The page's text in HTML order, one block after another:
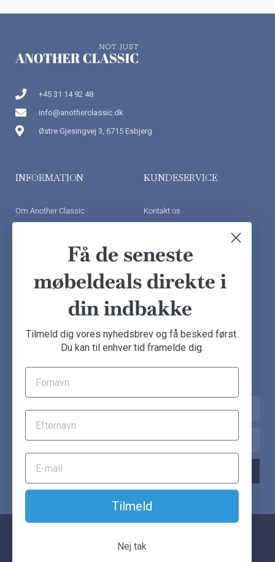
+45 31 14 92 48
info@anotherclassic.dk
Østre Gjesingvej 3, 6715 Esbjerg
INFORMATION
Om Another Classic
Handelsbetingelser
KUNDESERVICE
Kontakt os
Besøg showroom
NYHEDSBREV
Tilmeld dig nu og få de seneste møbeldeals direkte i din
© Another Classic. Alle rettigheder forbeholdes.
Få de seneste
møbeldeals direkte i
din indbakke
Tilmeld dig vores nyhedsbrev og få besked først.
Du kan til enhver tid framelde dig.
Tilmeld
Nej tak